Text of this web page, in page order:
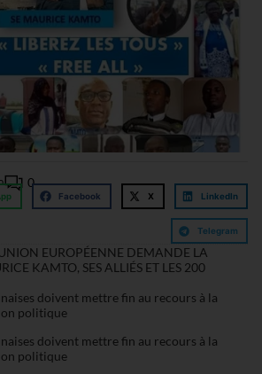
0
Facebook X LinkedIn
Telegram
EUROPÉENNE DEMANDE LA
KAMTO, SES ALLIÉS ET LES 200
doivent mettre fin au recours à la
politique
doivent mettre fin au recours à la
politique